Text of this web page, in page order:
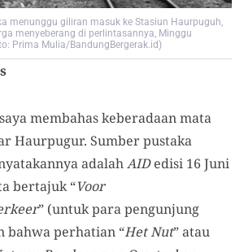
menunggu giliran masuk ke Stasiun Haurpuguh,
menyeberang di perlintasannya, Minggu
Prima Mulia/BandungBergerak.id)
membahas keberadaan mata
Haurpugur. Sumber pustaka
adalahAIDedisi 16 Juni
bertajuk “Voor
” (untuk para pengunjung
bahwa perhatian “Het Nut” atau